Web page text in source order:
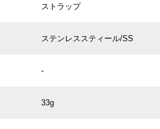
ストラップ
ステンレススティール/SS
-
33g